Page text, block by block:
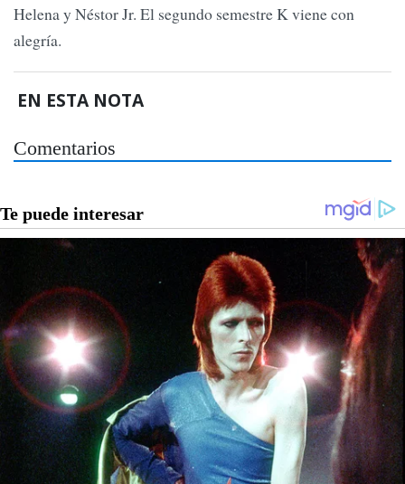
Helena y Néstor Jr. El segundo semestre K viene con
alegría.
EN ESTA NOTA
Comentarios